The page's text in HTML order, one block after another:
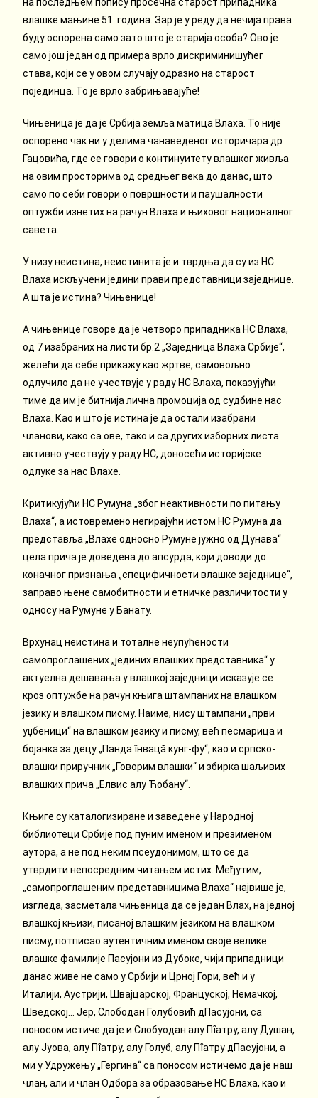
на последњем попису просечна старост припадника
влашке мањине 51. година. Зар је у реду да нечија права
буду оспорена само зато што је старија особа? Ово је
само још један од примера врло дискриминишућег
става, који се у овом случају одразио на старост
појединца. То је врло забрињавајуће!
Чињеница је да је Србија земља матица Влаха. То није
оспорено чак ни у делима чанаведеног историчара др
Гацовића, где се говори о континуитету влашког живља
на овим просторима од средњег века до данас, што
само по себи говори о површности и паушалности
оптужби изнетих на рачун Влаха и њиховог националног
савета.
У низу неистина, неистинита је и тврдња да су из НС
Влаха искључени једини прави представници заједнице.
А шта је истина? Чињенице!
А чињенице говоре да је четворо припадника НС Влаха,
од 7 изабраних на листи бр.2 „Заједница Влаха Србије“,
желећи да себе прикажу као жртве, самовољно
одлучило да не учествује у раду НС Влаха, показујући
тиме да им је битнија лична промоција од судбине нас
Влаха. Као и што је истина је да остали изабрани
чланови, како са ове, тако и са других изборних листа
активно учествују у раду НС, доносећи историјске
одлуке за нас Влахе.
Критикујући НС Румуна „због неактивности по питању
Влаха“, а истовремено негирајући истом НС Румуна да
представља „Влахе односно Румуне јужно од Дунава“
цела прича је доведена до апсурда, који доводи до
коначног признања „специфичности влашке заједнице“,
заправо њене самобитности и етничке различитости у
односу на Румуне у Банату.
Врхунац неистина и тоталне неупућености
самопроглашених „јединих влашких представника“ у
актуелна дешавања у влашкој заједници исказује се
кроз оптужбе на рачун књига штампаних на влашком
језику и влашком писму. Наиме, нису штампани „први
уџбеници“ на влашком језику и писму, већ песмарица и
бојанка за децу „Панда ȋнвацă кунг-фу“, као и српско-
влашки приручник „Говорим влашки“ и збирка шаљивих
влашких прича „Елвис алу Ћобану“.
Књиге су каталогизиране и заведене у Народној
библиотеци Србије под пуним именом и презименом
аутора, а не под неким псеудонимом, што се да
утврдити непосредним читањем истих. Међутим,
„самопроглашеним представницима Влаха“ највише је,
изгледа, засметала чињеница да се један Влах, на једној
влашкој књизи, писаној влашким језиком на влашком
писму, потписао аутентичним именом своје велике
влашке фамилије Пасујони из Дубоке, чији припадници
данас живе не само у Србији и Црној Гори, већ и у
Италији, Аустрији, Швајцарској, Француској, Немачкој,
Шведској… Јер, Слободан Голубовић дПасујони, са
поносом истиче да је и Слобуодан алу Пȋатру, алу Душан,
алу Јуова, алу Пȋатру, алу Голуб, алу Пȋатру дПасујони, а
ми у Удружењу „Гергина“ са поносом истичемо да је наш
члан, али и члан Одбора за образовање НС Влаха, као и